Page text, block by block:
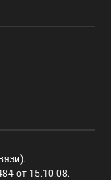
от 15.10.08.